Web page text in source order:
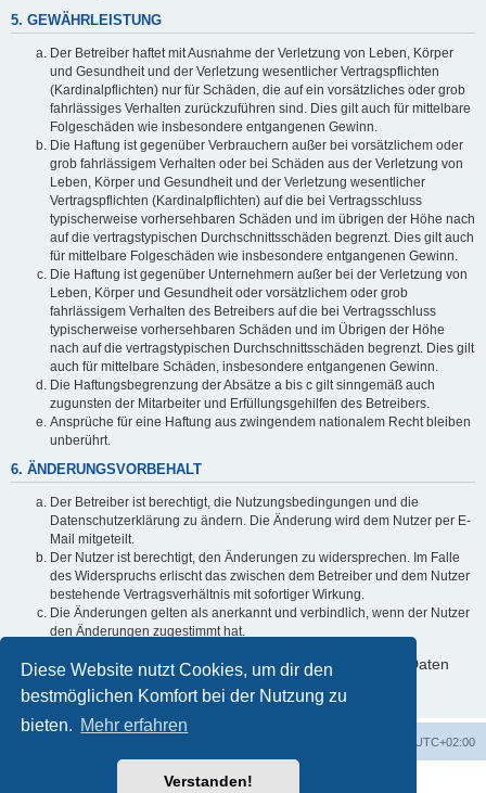
Diese Website nutzt Cookies, um dir den
bestmöglichen Komfort bei der Nutzung zu
bieten. Mehr erfahren
Verstanden!
5. GEWÄHRLEISTUNG
Der Betreiber haftet mit Ausnahme der Verletzung von Leben, Körper
und Gesundheit und der Verletzung wesentlicher Vertragspflichten
(Kardinalpflichten) nur für Schäden, die auf ein vorsätzliches oder grob
fahrlässiges Verhalten zurückzuführen sind. Dies gilt auch für mittelbare
Folgeschäden wie insbesondere entgangenen Gewinn.
Die Haftung ist gegenüber Verbrauchern außer bei vorsätzlichem oder
grob fahrlässigem Verhalten oder bei Schäden aus der Verletzung von
Leben, Körper und Gesundheit und der Verletzung wesentlicher
Vertragspflichten (Kardinalpflichten) auf die bei Vertragsschluss
typischerweise vorhersehbaren Schäden und im übrigen der Höhe nach
auf die vertragstypischen Durchschnittsschäden begrenzt. Dies gilt auch
für mittelbare Folgeschäden wie insbesondere entgangenen Gewinn.
Die Haftung ist gegenüber Unternehmern außer bei der Verletzung von
Leben, Körper und Gesundheit oder vorsätzlichem oder grob
fahrlässigem Verhalten des Betreibers auf die bei Vertragsschluss
typischerweise vorhersehbaren Schäden und im Übrigen der Höhe
nach auf die vertragstypischen Durchschnittsschäden begrenzt. Dies gilt
auch für mittelbare Schäden, insbesondere entgangenen Gewinn.
Die Haftungsbegrenzung der Absätze a bis c gilt sinngemäß auch
zugunsten der Mitarbeiter und Erfüllungsgehilfen des Betreibers.
Ansprüche für eine Haftung aus zwingendem nationalem Recht bleiben
unberührt.
6. ÄNDERUNGSVORBEHALT
Der Betreiber ist berechtigt, die Nutzungsbedingungen und die
Datenschutzerklärung zu ändern. Die Änderung wird dem Nutzer per E-
Mail mitgeteilt.
Der Nutzer ist berechtigt, den Änderungen zu widersprechen. Im Falle
des Widerspruchs erlischt das zwischen dem Betreiber und dem Nutzer
bestehende Vertragsverhältnis mit sofortiger Wirkung.
Die Änderungen gelten als anerkannt und verbindlich, wenn der Nutzer
den Änderungen zugestimmt hat.
Informationen über den Umgang mit deinen persönlichen Daten
sind in der Datenschutzerklärung enthalten.
UTC+02:00
Powered byphpBB® Forum Software © phpBB Limited